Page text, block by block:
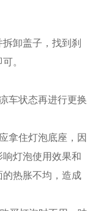
卸盖子，找到刹
。
车状态再进行更换
拿住灯泡底座，因
灯泡使用效果和
热胀不均，造成